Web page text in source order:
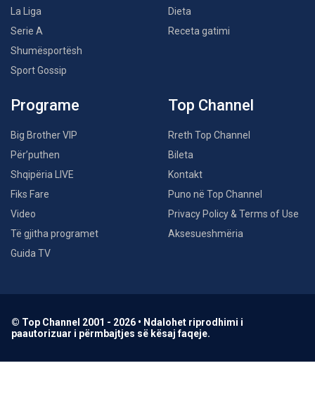
La Liga
Serie A
Shumësportësh
Sport Gossip
Dieta
Receta gatimi
Programe
Big Brother VIP
Për’puthen
Shqipëria LIVE
Fiks Fare
Video
Të gjitha programet
Guida TV
Top Channel
Rreth Top Channel
Bileta
Kontakt
Puno në Top Channel
Privacy Policy & Terms of Use
Aksesueshmëria
© Top Channel 2001 - 2026 • Ndalohet riprodhimi i
paautorizuar i përmbajtjes së kësaj faqeje.